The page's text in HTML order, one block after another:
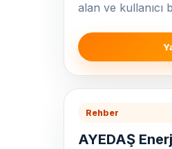
alan ve kullanıcı
Rehber
AYEDAŞ